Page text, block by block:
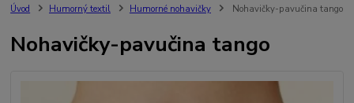
Úvod Humorný textil Humorné nohavičky Nohavičky-pavučina tango
Nohavičky-pavučina tango